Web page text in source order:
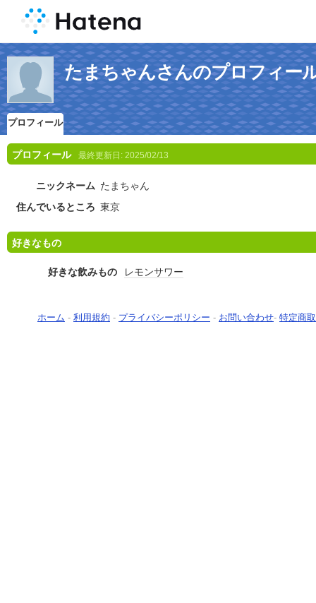
たまちゃんさんのプロフィー
プロフィール
プロフィール 最終更新日: 2025/02/13
ニックネーム たまちゃん
住んでいるところ 東京
好きなもの
好きな飲みもの レモンサワー
ホーム - 利用規約 - プライバシーポリシー - お問い合わせ- 特定商